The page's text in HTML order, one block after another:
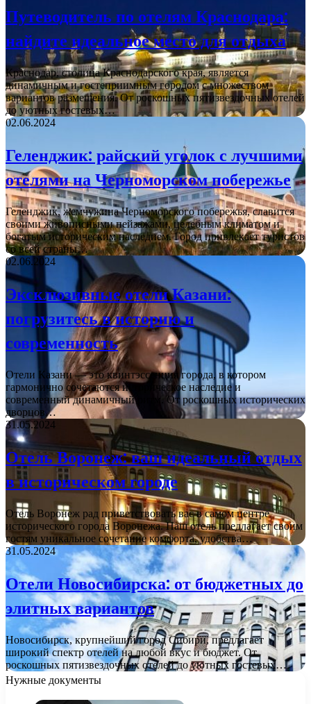
Путеводитель по отелям Краснодара:
найдите идеальное место для отдыха
Краснодар, столица Краснодарского края, является
динамичным и гостеприимным городом с множеством
вариантов размещения. От роскошных пятизвездочных отелей
до уютных гостевых…
02.06.2024
Геленджик: райский уголок с лучшими
отелями на Черноморском побережье
Геленджик, жемчужина Черноморского побережья, славится
своими живописными пейзажами, целебным климатом и
богатым историческим наследием. Город привлекает туристов
со всей страны…
02.06.2024
Эксклюзивные отели Казани:
погрузитесь в историю и
современность
Отели Казани — это квинтэссенция города, в котором
гармонично сочетаются историческое наследие и
современный динамичный ритм. От роскошных исторических
дворцов…
31.05.2024
Отель Воронеж: ваш идеальный отдых
в историческом городе
Отель Воронеж рад приветствовать вас в самом центре
исторического города Воронежа. Наш отель предлагает своим
гостям уникальное сочетание комфорта, удобства…
31.05.2024
Отели Новосибирска: от бюджетных до
элитных вариантов
Новосибирск, крупнейший город Сибири, предлагает
широкий спектр отелей на любой вкус и бюджет. От
роскошных пятизвездочных отелей до уютных гостевых…
Нужные документы